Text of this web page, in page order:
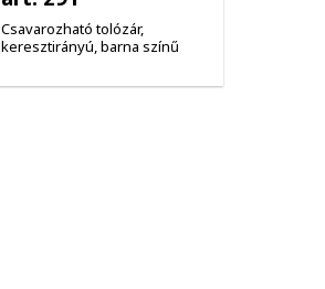
Csavarozható tolózár,
keresztirányú, barna színű